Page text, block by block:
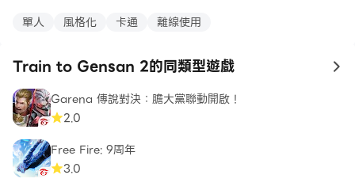
單人 風格化 卡通 離線使用
Train to Gensan 2的同類型遊戲 to
Garena 傳說對決：膽大黨聯動開啟！
2.0
Free Fire: 9周年
3.0